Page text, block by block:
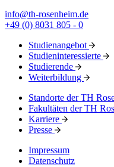
info@th-rosenheim.de
+49 (0) 8031 805 - 0
Studienangebot
Studieninteressierte
Studierende
Weiterbildung
Standorte der TH
Fakultäten der TH
Karriere
Presse
Impressum
Datenschutz